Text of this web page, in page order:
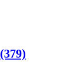
(379)